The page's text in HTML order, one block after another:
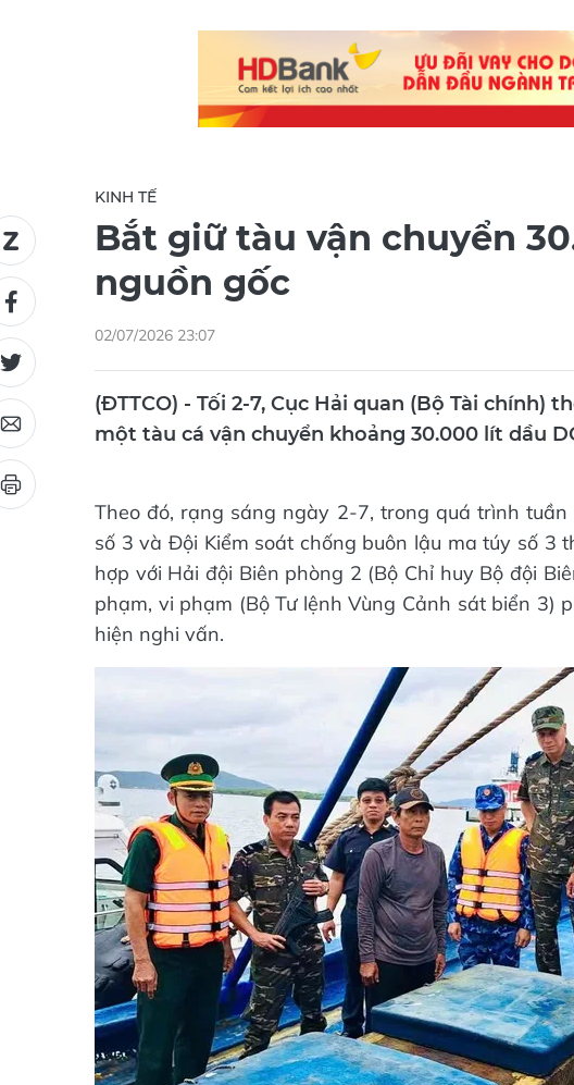
KINH TẾ
Bắt giữ tàu vận chuyển
nguồn gốc
02/07/2026 23:07
(ĐTTCO) - Tối 2-7, Cục Hải quan (Bộ Tài chính)
một tàu cá vận chuyển khoảng 30.000 lít dầu
Theo đó, rạng sáng ngày 2-7, trong quá trình
số 3 và Đội Kiểm soát chống buôn lậu ma túy số 3
hợp với Hải đội Biên phòng 2 (Bộ Chỉ huy Bộ đội
phạm, vi phạm (Bộ Tư lệnh Vùng Cảnh sát biển 3)
hiện nghi vấn.